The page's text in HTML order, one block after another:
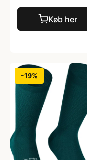
Køb her
-19%